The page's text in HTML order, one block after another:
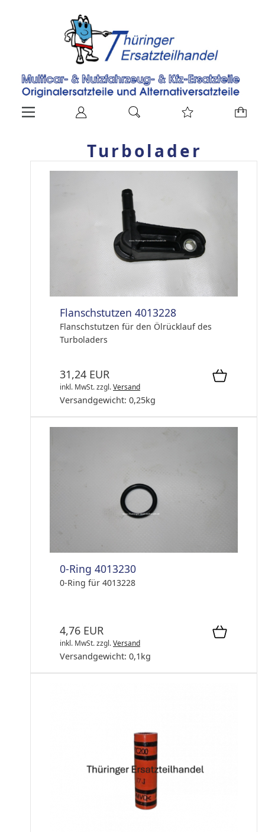
Turbolader
Flanschstutzen 4013228
Flanschstutzen für den Ölrücklauf des
Turboladers
31,24 EUR
inkl. MwSt.zzgl.Versand
Versandgewicht: 0,25kg
0-Ring 4013230
0-Ring für 4013228
4,76 EUR
inkl. MwSt.zzgl.Versand
Versandgewicht: 0,1 kg